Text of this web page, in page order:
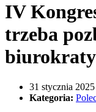
IV
trzeba
31 stycznia 2025
Kategoria: